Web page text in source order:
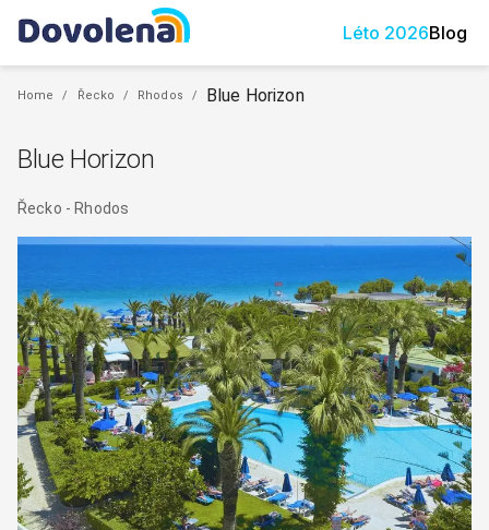
Léto 2026Blog
Home / Řecko / Rhodos / Blue Horizon
Blue Horizon
Řecko - Rhodos